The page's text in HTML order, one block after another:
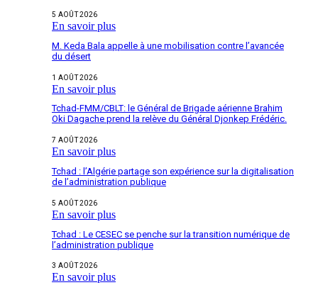
5 AOÛT 2026
En savoir plus
M. Keda Bala appelle à une mobilisation contre l’avancée
du désert
1 AOÛT 2026
En savoir plus
Tchad-FMM/CBLT: le Général de Brigade aérienne Brahim
Oki Dagache prend la relève du Général Djonkep Frédéric.
7 AOÛT 2026
En savoir plus
Tchad : l’Algérie partage son expérience sur la digitalisation
de l’administration publique
5 AOÛT 2026
En savoir plus
Tchad : Le CESEC se penche sur la transition numérique de
l’administration publique
3 AOÛT 2026
En savoir plus